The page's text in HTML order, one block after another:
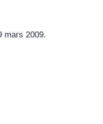
mars 2009.